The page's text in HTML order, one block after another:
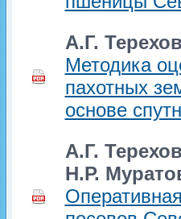
А.Г.
Методика
пахотных
основе
А.Г.
Н.Р.